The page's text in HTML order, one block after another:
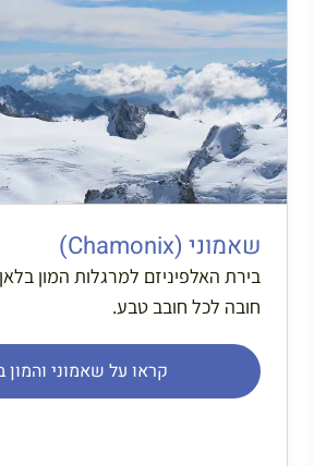
שאמוני (Chamonix)
חובה לכל חובב טבע.
קראו על שאמוני והמון